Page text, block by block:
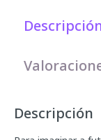
Descripción